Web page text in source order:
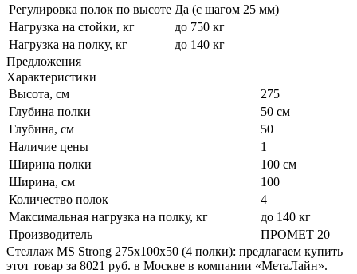
Регулировка полок по высоте Да (с шагом 25 мм)
Нагрузка на стойки, кг
до 750 кг
Нагрузка на полку, кг
до 140 кг
Предложения
Характеристики
Высота, см
275
Глубина полки
50 см
Глубина, см
50
Наличие цены
1
Ширина полки
100 см
Ширина, см
100
Количество полок
4
Максимальная нагрузка на полку, кг
до 140 кг
Производитель
ПРОМЕТ 20
Стеллаж MS Strong 275x100x50 (4 полки): предлагаем купить
этот товар за 8021 руб. в Москве в компании «МетаЛайн».